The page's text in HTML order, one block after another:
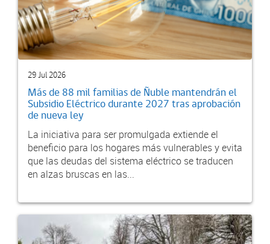
29 Jul 2026
Más de 88 mil familias de Ñuble mantendrán el
Subsidio Eléctrico durante 2027 tras aprobación
de nueva ley
La iniciativa para ser promulgada extiende el
beneficio para los hogares más vulnerables y evita
que las deudas del sistema eléctrico se traducen
en alzas bruscas en las...